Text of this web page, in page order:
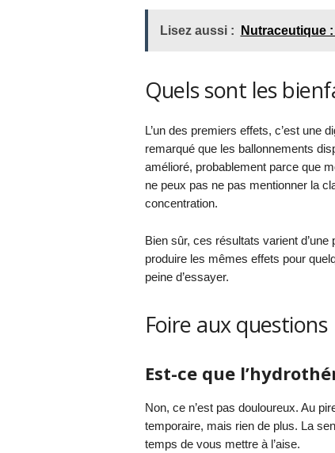
Lisez aussi : Nutraceutique
Quels sont les
L’un des premiers effets, c’est une
remarqué que les ballonnements
amélioré, probablement parce que
ne peux pas ne pas mentionner la
concentration.
Bien sûr, ces résultats varient
produire les mêmes effets pour
peine d’essayer.
Foire aux questions
Est-ce que
Non, ce n’est pas douloureux. Au
temporaire, mais rien de plus. La
temps de vous mettre à l’aise.